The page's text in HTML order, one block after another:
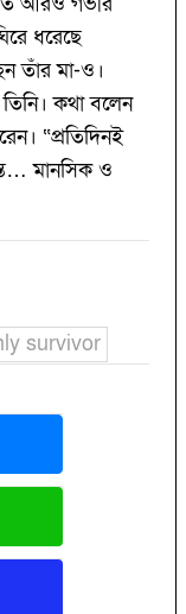
ধরেছে
তাঁর মা-ও।
কথা বলেন
“প্রতিদিনই
মানসিক ও
survivor